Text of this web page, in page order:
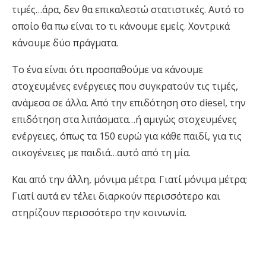
τιμές…άρα, δεν θα επικαλεστώ στατιστικές. Αυτό το
οποίο θα πω είναι το τι κάνουμε εμείς. Χοντρικά
κάνουμε δύο πράγματα.
Το ένα είναι ότι προσπαθούμε να κάνουμε
στοχευμένες ενέργειες που συγκρατούν τις τιμές,
ανάμεσα σε άλλα. Από την επιδότηση στο diesel, την
επιδότηση στα λιπάσματα…ή αμιγώς στοχευμένες
ενέργειες, όπως τα 150 ευρώ για κάθε παιδί, για τις
οικογένειες με παιδιά…αυτό από τη μία.
Και από την άλλη, μόνιμα μέτρα. Γιατί μόνιμα μέτρα;
Γιατί αυτά εν τέλει διαρκούν περισσότερο και
στηρίζουν περισσότερο την κοινωνία.